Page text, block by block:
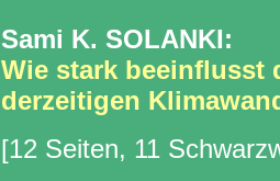
Sami K. SOLANKI:
Wie stark beeinflusst
derzeitigen
[12 Seiten, 11